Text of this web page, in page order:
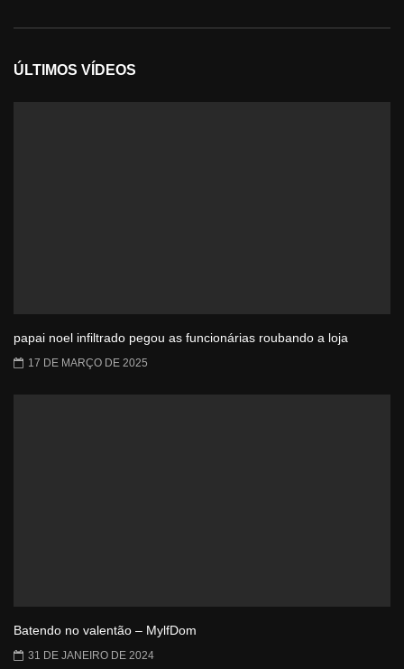
ÚLTIMOS VÍDEOS
papai noel infiltrado pegou as funcionárias roubando a loja
17 DE MARÇO DE 2025
Batendo no valentão – MylfDom
31 DE JANEIRO DE 2024